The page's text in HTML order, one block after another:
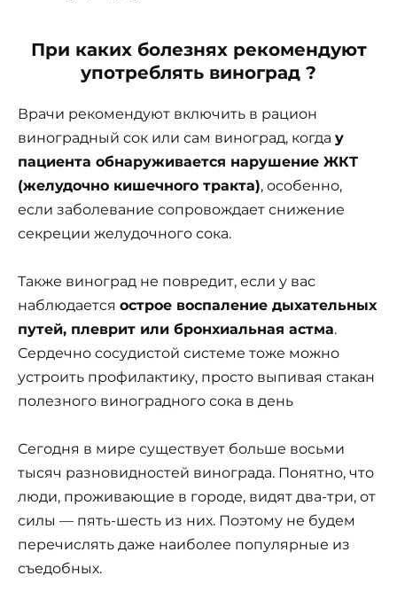
При каких болезнях рекомендуют
употреблять виноград ?
Врачи рекомендуют включить в рацион
виноградный сок или сам виноград, когда у
пациента обнаруживается нарушение ЖКТ
(желудочно кишечного тракта), особенно,
если заболевание сопровождает снижение
секреции желудочного сока.
Также виноград не повредит, если у вас
наблюдается острое воспаление дыхательных
путей, плеврит или бронхиальная астма.
Сердечно сосудистой системе тоже можно
устроить профилактику, просто выпивая стакан
полезного виноградного сока в день
Сегодня в мире существует больше восьми
тысяч разновидностей винограда. Понятно, что
люди, проживающие в городе, видят два-три, от
силы — пять-шесть из них. Поэтому не будем
перечислять даже наиболее популярные из
съедобных.